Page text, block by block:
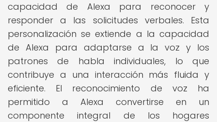
capacidad de Alexa para reconocer y
responder a las solicitudes verbales. Esta
personalización se extiende a la capacidad
de Alexa para adaptarse a la voz y los
patrones de habla individuales, lo que
contribuye a una interacción más fluida y
eficiente. El reconocimiento de voz ha
permitido a Alexa convertirse en un
componente integral de los hogares